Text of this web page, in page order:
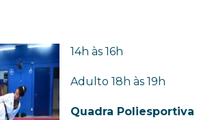
14h às 16h
Adulto 18h às 19h
Quadra Poliesportiva